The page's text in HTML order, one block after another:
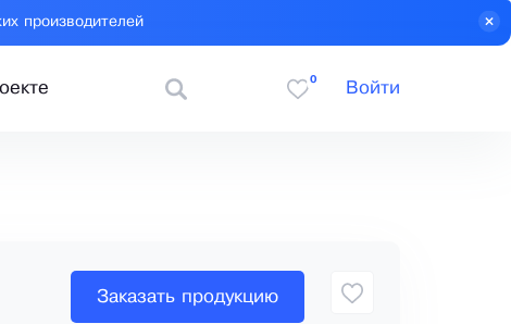
производителей
0
Войти
Заказать продукцию